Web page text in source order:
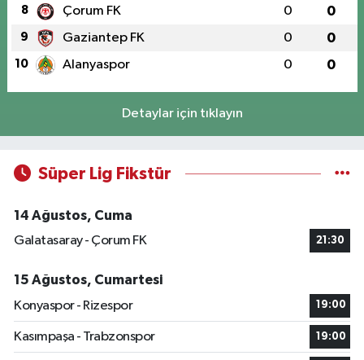
8 Çorum FK 0 0
9 Gaziantep FK 0 0
10 Alanyaspor 0 0
Detaylar için tıklayın
Süper Lig Fikstür
14 Ağustos, Cuma
Galatasaray - Çorum FK
21:30
15 Ağustos, Cumartesi
Konyaspor - Rizespor
19:00
Kasımpaşa - Trabzonspor 19:00